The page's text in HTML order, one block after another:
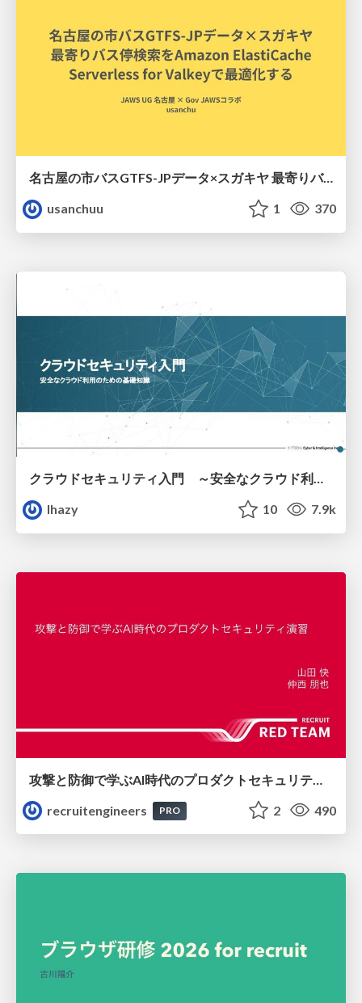
名古屋の市バスGTFS-JPデータ×スガキヤ 最寄りバス停検索をAmazon ElastiCache Serverless for Valkeyで最適化する
usanchuu
1 370
クラウドセキュリティ入門 ～安全なクラウド利用のための基礎知識～
lhazy
10 7.9k
recruitengineers
PRO 2 490